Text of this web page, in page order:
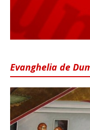
Evanghelia de